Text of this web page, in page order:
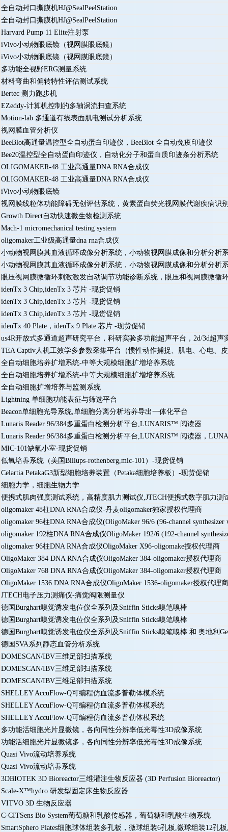
全自动封口撕膜机HJ@SealPeelStation
全自动封口撕膜机HJ@SealPeelStation
Harvard Pump 11 Elite注射泵
iVivo小动物眼底镜（视网膜眼底鏡）
iVivo小动物眼底镜（视网膜眼底鏡）
多功能全视野ERG测量系统
材料弯曲和偏转特性评估测试系统
Bertec 测力跑步机
EZeddy-计算机控制的多轴涡流扫查系统
Motion-lab 多通道有线表面肌电测试分析系统
视网膜血管分析仪
BeeBlot高通量温控型全自动蛋白印迹仪，BeeBlot 全自动免疫印迹仪
Bee20温控型全自动蛋白印迹仪，自动化分子和蛋白质印迹条分析系统
OLIGOMAKER-48 工业高通量DNA RNA合成仪
OLIGOMAKER-48 工业高通量DNA RNA合成仪
iVivo小动物眼底镜
视网膜线粒体功能障碍无创评估系统，黄素蛋白荧光视网膜代谢疾病识
Growth Direct自动快速微生物检测系统
Mach-1 micromechanical testing system
oligomaker工业级高通量dna rna合成仪
小动物视网膜其血液循环成像分析系统，小动物视网膜成像和分析分
小动物视网膜其血液循环成像分析系统，小动物视网膜成像和分析分
眼压视网膜微循环刺激激发自动调节功能诊断系统，眼压和视网膜微循
idenTx 3 Chip,idenTx 3 芯片 -现货促销
idenTx 3 Chip,idenTx 3 芯片 -现货促销
idenTx 3 Chip,idenTx 3 芯片 -现货促销
idenTx 40 Plate，idenTx 9 Plate 芯片 -现货促销
us4R开放式多通道超声研究平台，科研实验多功能超声平台，2d/3d超声
TEA Captiv人机工效学多参数采集平台（惯性动作捕捉、肌电、心电、
全自动细胞培养扩增系统-中等大规模细胞扩增培养系统
全自动细胞培养扩增系统-中等大规模细胞扩增培养系统
全自动细胞扩增培养与监测系统
Lightning 单细胞功能表征与筛选平台
Beacon单细胞光导系统,单细胞分离分析培养导出一体化平台
Lunaris Reader 96/384多重蛋白检测分析平台,LUNARIS™ 阅读器
Lunaris Reader 96/384多重蛋白检测分析平台,LUNARIS™ 阅读器，
MIC-101缺氧小室-现货促销
低氧培养系统（美国Billups-rothenberg,mic-101）-现货促销
Celartia PetakaG3新型细胞培养装置（Petaka细胞培养板）-现货促销
细胞力学，细胞生物力学
便携式肌肉强度测试系统，高精度肌力测试仪,JTECH便携式数字肌力测
oligomaker 48柱DNA RNA合成仪-丹麦oligomaker独家授权代理商
oligomaker 96柱DNA RNA合成仪(OligoMaker 96/6 (96-channel
oligomaker 192柱DNA RNA合成仪OligoMaker 192/6 (192-channel
oligomaker 96柱DNA RNA合成仪OligoMaker X96-oligomake授权代理商
OligoMaker 384 DNA RNA合成仪OligoMaker 384-oligomaker授权代理商
OligoMaker 768 DNA RNA合成仪OligoMaker 384-oligomaker授权代理商
OligoMaker 1536 DNA RNA合成仪OligoMaker 1536-oligomaker授权代理商
JTECH电子压力测痛仪-痛觉阀限测量仪
德国Burghart嗅觉诱发电位仪全系列及Sniffin Sticks​嗅笔嗅棒
德国Burghart嗅觉诱发电位仪全系列及Sniffin Sticks​嗅笔嗅棒
德国Burghart嗅觉诱发电位仪全系列及Sniffin Sticks​嗅笔嗅棒 和 奥地利
德国SVA系列静态血管分析系统
DOMESCAN/IBV三维足部扫描系统
DOMESCAN/IBV三维足部扫描系统
DOMESCAN/IBV三维足部扫描系统
SHELLEY AccuFlow-Q可编程仿血流多普勒体模系统
SHELLEY AccuFlow-Q可编程仿血流多普勒体模系统
SHELLEY AccuFlow-Q可编程仿血流多普勒体模系统
多功能活细胞光片显微镜，各向同性分辨率低光毒性3D成像系统
功能活细胞光片显微镜多，各向同性分辨率低光毒性3D成像系统
Quasi Vivo流动培养系统
Quasi Vivo流动培养系统
3DBIOTEK 3D Bioreactor三维灌注生物反应器 (3D Perfusion Bioreactor)
Scale-X™hydro 研发型固定床生物反应器
VITVO 3D 生物反应器
C-CITSens Bio System葡萄糖和乳酸传感器，葡萄糖和乳酸生物系统
SmartSphero Plates细胞球体组装多孔板，微球组装6孔板,微球组装12孔